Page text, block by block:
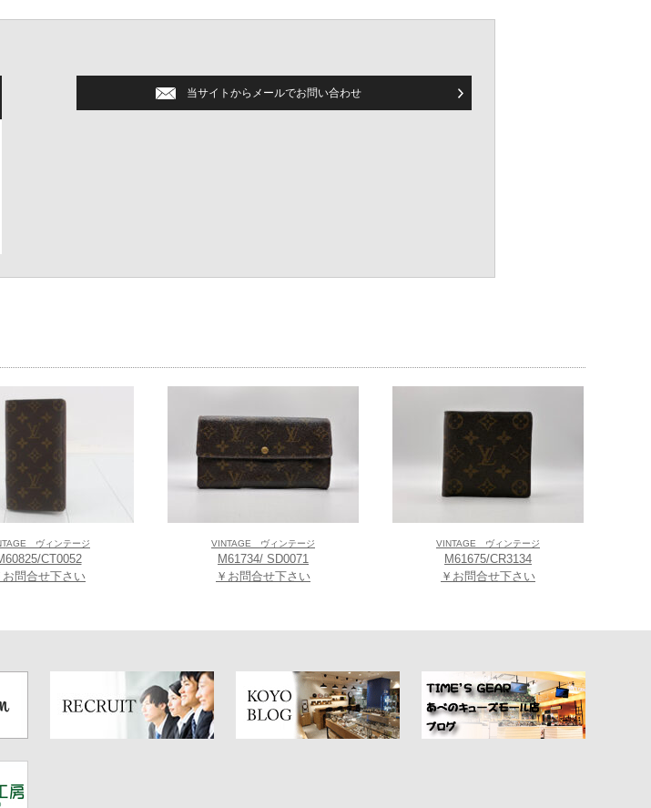
ブランドとして、30代の働く女性を中心に多くの方から支持されてきました。最先端技術による高機能を搭
マートに、前向きに、自分らしく毎日を送る女性の手元を彩り、その輝きを最大限に引き出します。ブラン
和）、K＝Keen（はつらつとした）、I＝Intellectual（知的な）、A＝Active（活動的な）の頭文字を組み合
％OFF！！
にお問合せ下さいませ）
バルブランド コアショップ
べのキューズモール Q-227 2階
バルブランド コアショップ
当サイトからメールでお問い合わせ
ヴィンテージ
CT0052
お問合せ下さい
VINTAGE ヴィンテージ
M61734/ SD0071
￥お問合せ下さい
VINTAGE ヴィンテージ
M61675/CR3134
￥お問合せ下さい